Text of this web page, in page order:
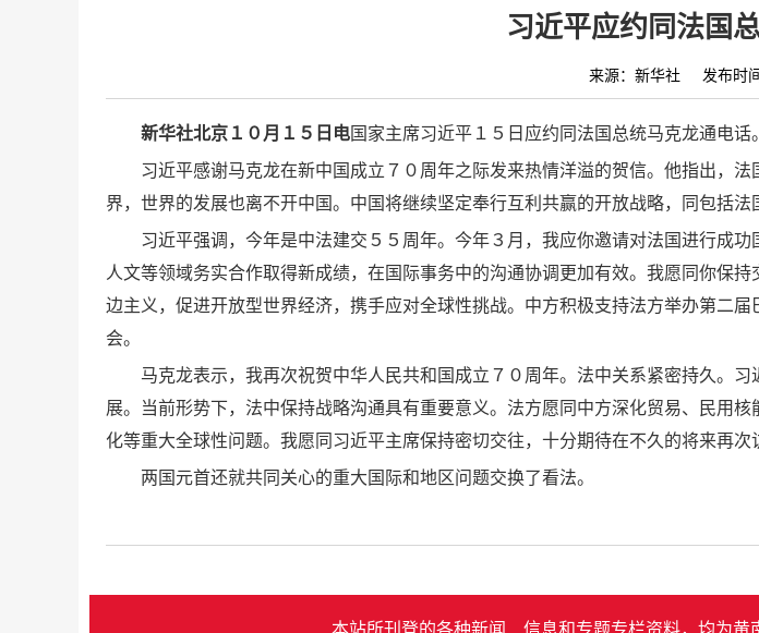
习近平应约同法国
来源：新华社 发布时
新华社北京１０月１５日电国家主席习近平１５日应约同法国总统马克龙通电话。
习近平感谢马克龙在新中国成立７０周年之际发来热情洋溢的贺信。他指出，
界，世界的发展也离不开中国。中国将继续坚定奉行互利共赢的开放战略，同包括
习近平强调，今年是中法建交５５周年。今年３月，我应你邀请对法国进行成
人文等领域务实合作取得新成绩，在国际事务中的沟通协调更加有效。我愿同你保
边主义，促进开放型世界经济，携手应对全球性挑战。中方积极支持法方举办第二
会。
马克龙表示，我再次祝贺中华人民共和国成立７０周年。法中关系紧密持久。
展。当前形势下，法中保持战略沟通具有重要意义。法方愿同中方深化贸易、民用
化等重大全球性问题。我愿同习近平主席保持密切交往，十分期待在不久的将来再次
两国元首还就共同关心的重大国际和地区问题交换了看法。
本站所刊登的各种新闻﹑信息和专题专栏资料，均为黄